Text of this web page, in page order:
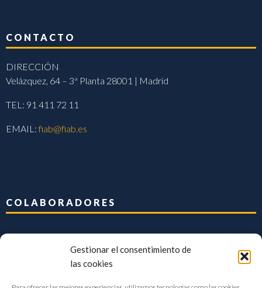
Gestionar el consentimiento de
las cookies
CONTACTO
DIRECCIÓN
Velázquez, 64 – 3ª Planta 28001 | Madrid
TEL: 91 411 72 11
EMAIL:fiab@fiab.es
COLABORADORES